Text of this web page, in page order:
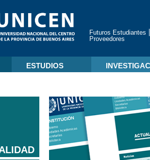
Futuros Estudiantes
Proveedores
ESTUDIOS